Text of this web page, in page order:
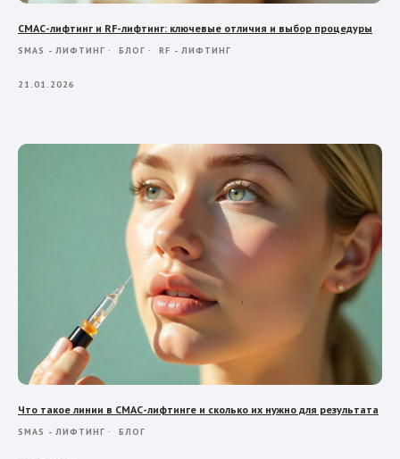
СМАС-лифтинг и RF-лифтинг: ключевые отличия и выбор процедуры
SMAS - ЛИФТИНГ БЛОГ RF - ЛИФТИНГ
21.01.2026
Что такое линии в СМАС-лифтинге и сколько их нужно для результата
SMAS - ЛИФТИНГ БЛОГ